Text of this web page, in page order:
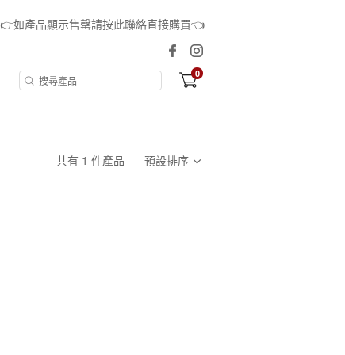
👉如產品顯示售罄請按此聯絡直接購買👈
0
共有 1 件產品 預設排序